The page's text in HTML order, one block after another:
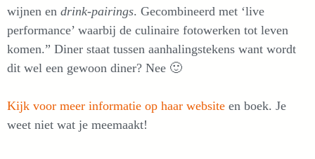
wijnen en drink-pairings. Gecombineerd met ‘live
performance’ waarbij de culinaire fotowerken tot leven
komen.” Diner staat tussen aanhalingstekens want wordt
dit wel een gewoon diner? Nee 🙂
Kijk voor meer informatie op haar website en boek. Je
weet niet wat je meemaakt!